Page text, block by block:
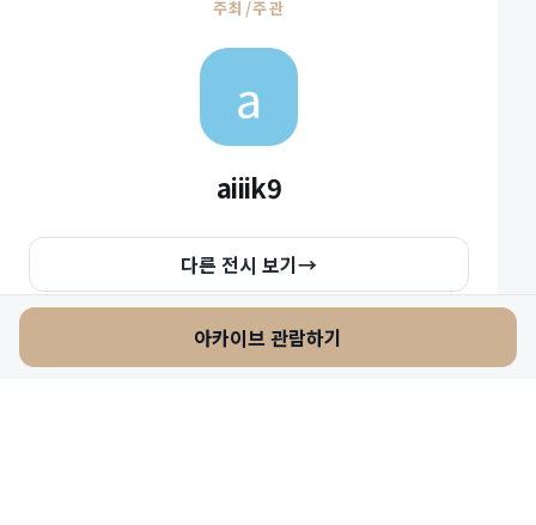
주최/주관
aiiik9
다른 전시 보기→
아카이브 관람하기